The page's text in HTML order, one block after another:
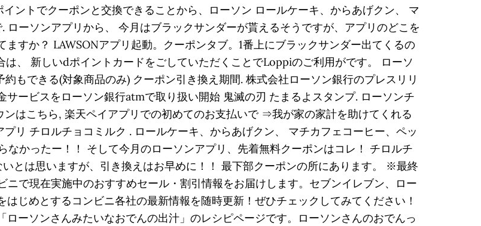
ントでクーポンと交換できることから、ローソン ロールケーキ、からあげクン、 マ
ローソンアプリから、 今月はブラックサンダーが貰えるそうですが、アプリのどこを
すか？ LAWSONアプリ起動。クーポンタブ。1番上にブラックサンダー出てくるの
、 新しいdポイントカードをごしていただくことでLoppiのご利用がです。 ローソ
もできる(対象商品のみ) クーポン引き換え期間. 株式会社ローソン銀行のプレスリリ
サービスをローソン銀行atmで取り扱い開始 鬼滅の刃 たまるよスタンプ. ローソンチ
はこちら, 楽天ペイアプリでの初めてのお支払いで ⇒我が家の家計を助けてくれる
プリ チロルチョコミルク . ロールケーキ、からあげクン、 マチカフェコーヒー、ペッ
なかったー！！ そして今月のローソンアプリ、先着無料クーポンはコレ！ チロルチ
とは思いますが、引き換えはお早めに！！ 最下部クーポンの所にあります。 ※最終
ニで現在実施中のおすすめセール・割引情報をお届けします。セブンイレブン、ロー
じめとするコンビニ各社の最新情報を随時更新！ぜひチェックしてみてください！
ーソンさんみたいなおでんの出汁」のレシピページです。ローソンさんのおでんっ